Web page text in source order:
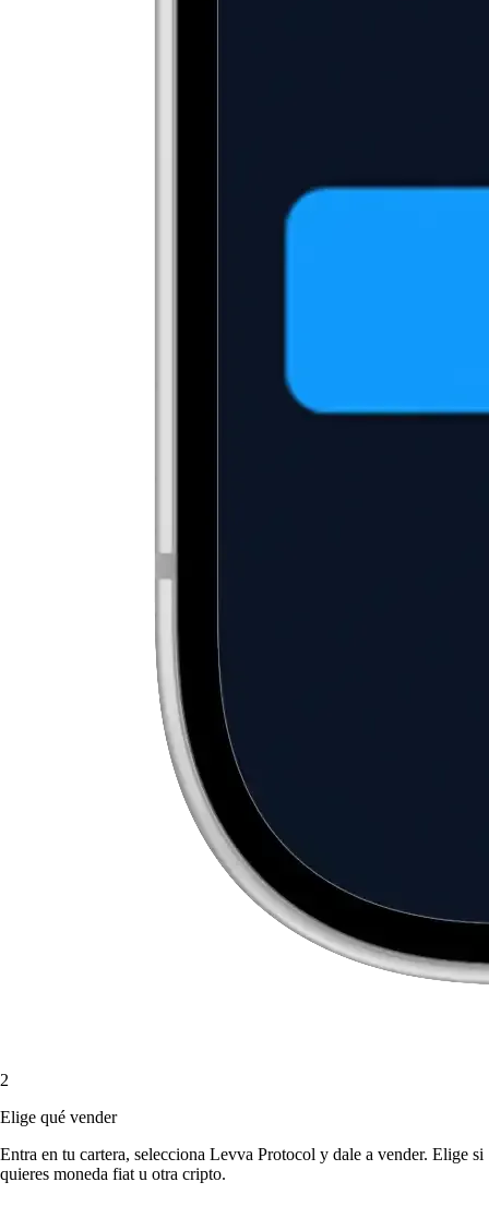
2
Elige qué vender
Entra en tu cartera, selecciona Levva Protocol y dale a vender. Elige si
quieres moneda fiat u otra cripto.